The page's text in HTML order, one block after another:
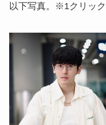
以下写真。※1クリック